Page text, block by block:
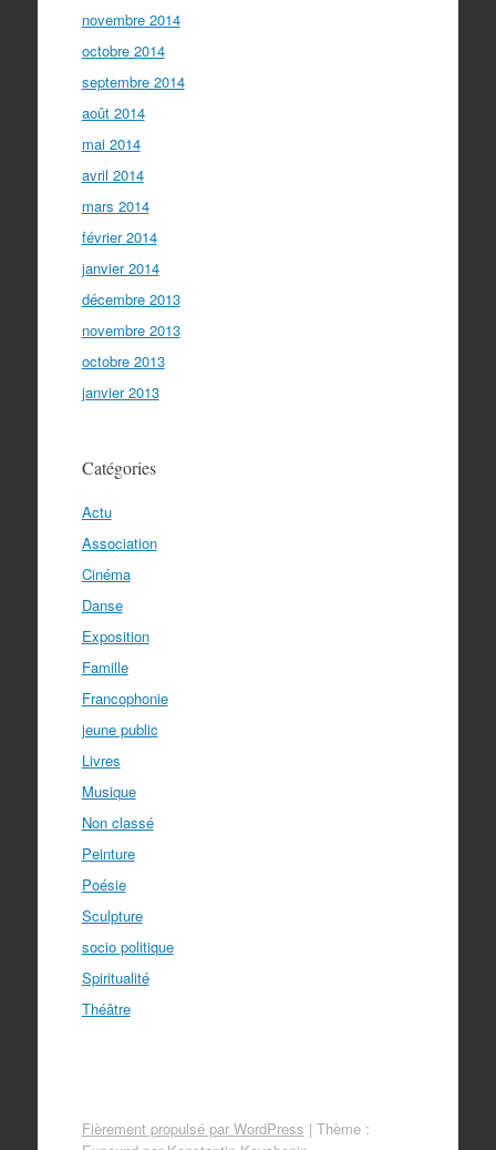
novembre 2014
octobre 2014
septembre 2014
août 2014
mai 2014
avril 2014
mars 2014
février 2014
janvier 2014
décembre 2013
novembre 2013
octobre 2013
janvier 2013
Catégories
Actu
Association
Cinéma
Danse
Exposition
Famille
Francophonie
jeune public
Livres
Musique
Non classé
Peinture
Poésie
Sculpture
socio politique
Spiritualité
Théâtre
Fièrement propulsé par WordPress | Thème :